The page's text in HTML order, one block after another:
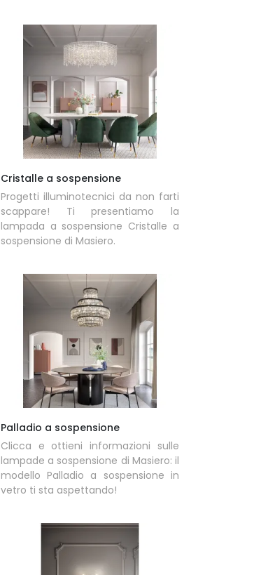
Cristalle a sospensione
Progetti illuminotecnici da non farti
scappare! Ti presentiamo la
lampada a sospensione Cristalle a
sospensione di Masiero.
Palladio a sospensione
Clicca e ottieni informazioni sulle
lampade a sospensione di Masiero: il
modello Palladio a sospensione in
vetro ti sta aspettando!